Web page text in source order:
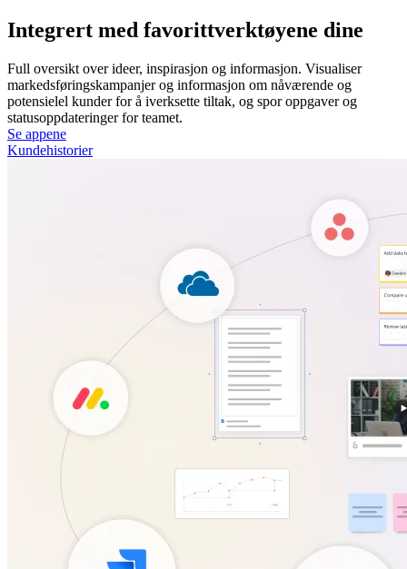
Integrert med favorittverktøyene dine
Full oversikt over ideer, inspirasjon og informasjon. Visualiser
markedsføringskampanjer og informasjon om nåværende og
potensielel kunder for å iverksette tiltak, og spor oppgaver og
statusoppdateringer for teamet.
Se appene
Kundehistorier